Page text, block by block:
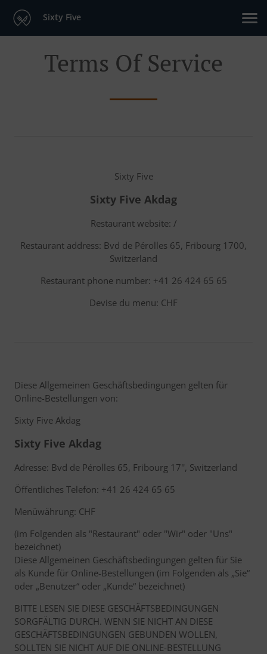
Sixty Five
Terms Of Service
Sixty Five
Sixty Five Akdag
Restaurant website: /
Restaurant address: Bvd de Pérolles 65, Fribourg 1700,
Switzerland
Restaurant phone number: +41 26 424 65 65
Devise du menu: CHF
Diese Allgemeinen Geschäftsbedingungen gelten für
Online-Bestellungen von:
Sixty Five Akdag
Sixty Five Akdag
Adresse: Bvd de Pérolles 65, Fribourg 17'', Switzerland
Öffentliches Telefon: +41 26 424 65 65
Menüwährung: CHF
(im Folgenden als "Restaurant" oder "Wir" oder "Uns"
bezeichnet)
Diese Allgemeinen Geschäftsbedingungen gelten für Sie
als Kunde für Online-Bestellungen (im Folgenden als „Sie“
oder „Benutzer“ oder „Kunde“ bezeichnet)
BITTE LESEN SIE DIESE GESCHÄFTSBEDINGUNGEN
SORGFÄLTIG DURCH. WENN SIE NICHT AN DIESE
GESCHÄFTSBEDINGUNGEN GEBUNDEN WOLLEN,
SOLLTEN SIE NICHT AUF DIE ONLINE-BESTELLUNG